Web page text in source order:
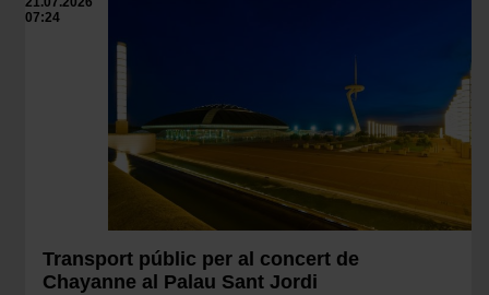
07:24
Transport públic per al concert de
Chayanne al Palau Sant Jordi